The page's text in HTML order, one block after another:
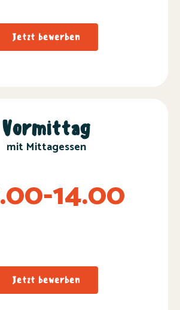
Jetzt bewerben
Vormittag
mit Mittagessen
14.00
Jetzt bewerben